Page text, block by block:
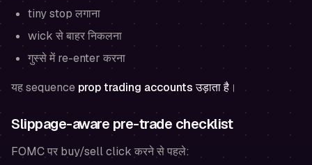
tiny stop लगाना
wick से बाहर निकलना
गुस्से में re-enter करना
यह sequence prop trading accounts उड़ाता है ।
Slippage-aware pre-trade checklist
FOMC पर buy/sell click करने से पहले: